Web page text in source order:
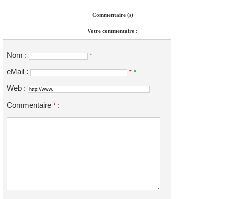
Commentaire (s)
Votre commentaire :
Nom : *
eMail : * *
Web :
Commentaire * :